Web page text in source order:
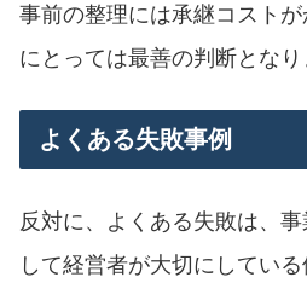
事前の整理には承継コスト
にとっては最善の判断となり
よくある失敗事例
反対に、よくある失敗は、
して経営者が大切にしてい